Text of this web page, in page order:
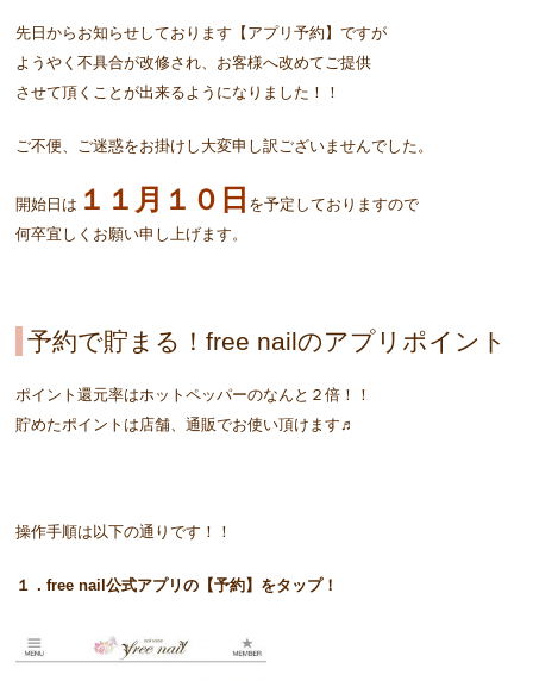
先日からお知らせしております【アプリ予約】ですが
ようやく不具合が改修され、お客様へ改めてご提供
させて頂くことが出来るようになりました！！
ご不便、ご迷惑をお掛けし大変申し訳ございませんでした。
開始日は １１月１０日 を予定しておりますので
何卒宜しくお願い申し上げます。
予約で貯まる！free nailのアプリポイント
ポイント還元率はホットペッパーのなんと２倍！！
貯めたポイントは店舗、通販でお使い頂けます♬
操作手順は以下の通りです！！
１．free nail公式アプリの【予約】をタップ！